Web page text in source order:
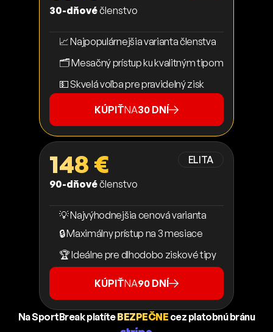
30-dňovéčlenstvo
📈 Najpopulárnejšia varianta členstva
🗂️ Mesačný prístup ku kvalitným tipom
💵 Skvelá voľba pre pravidelný zisk
KÚPIŤNA30 DNÍ
ELITA
148 €
90-dňovéčlenstvo
💡 Najvýhodnejšia cenová varianta
🔒 Maximálny prístup na 3 mesiace
🏆 Ideálne pre dlhodobo ziskové tipy
KÚPIŤNA90 DNÍ
Na SportBreak platíteBEZPEČNE cez platobnú bránu